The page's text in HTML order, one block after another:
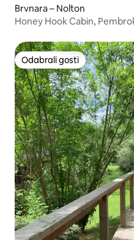
Brvnara – Nolton
Honey Hook Cabin,
Odabrali gosti
Odabrali gosti